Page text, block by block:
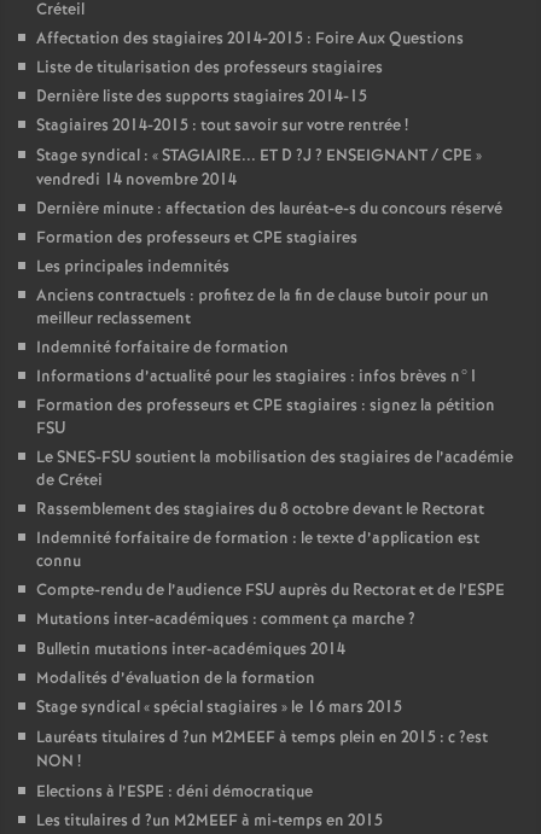
Créteil
Affectation des stagiaires 2014-2015 : Foire Aux Questions
Liste de titularisation des professeurs stagiaires
Dernière liste des supports stagiaires 2014-15
Stagiaires 2014-2015 : tout savoir sur votre rentrée!
Stage syndical : «STAGIAIRE... ET D ?J ? ENSEIGNANT/CPE »
vendredi 14 novembre 2014
Dernière minute : affectation des lauréat-e-s du concours réservé
Formation des professeurs etCPE stagiaires
Les principales indemnités
Anciens contractuels : profitez de la fin de clause butoir pour un
meilleur reclassement
Indemnité forfaitaire de formation
Informations d’actualité pour les stagiaires : infos brèves n°1
Formation des professeurs etCPE stagiaires : signez la pétition
FSU
LeSNES-FSU soutient la mobilisation des stagiaires de l’académie
de Crétei
Rassemblement des stagiaires du 8 octobre devant le Rectorat
Indemnité forfaitaire de formation : le texte d’application est
connu
Compte-rendu de l’audience FSU auprès du Rectorat et de l’ESPE
Mutations inter-académiques : comment ça marche?
Bulletin mutations inter-académiques 2014
Modalités d’évaluation de la formation
Stage syndical «spécial stagiaires » le 16 mars 2015
Lauréats titulaires d ?un M2MEEFà temps plein en 2015 : c?est
NON !
Elections à l’ESPE : déni démocratique
Les titulaires d ?un M2MEEFà mi-temps en 2015